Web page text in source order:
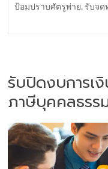
ป้อมปราบศัตรูพ่าย, รับจด
รับปิดงบการเ
ภาษีบุคคลธรร